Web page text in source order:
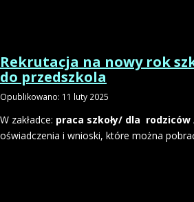
Rekrutacja na nowy rok
do przedszkola
Opublikowano: 11 luty 2025
W zakładce: praca szkoły/ dla
oświadczenia i wnioski, które można